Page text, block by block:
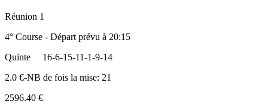
Réunion 1
4° Course - Départ prévu à 20:15
Quinte
16-6-15-11-1-9-14
2.0 €-NB de fois la mise: 21
2596.40 €